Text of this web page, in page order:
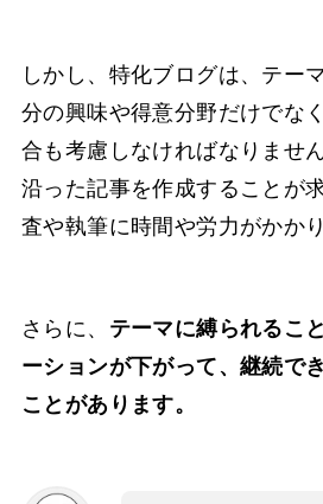
しかし、特化ブログは、テー
分の興味や得意分野だけでな
合も考慮しなければなりませ
沿った記事を作成することが
査や執筆に時間や労力がかかり
さらに、 テーマに縛られるこ
ーションが下がって、継続で
ことがあります。